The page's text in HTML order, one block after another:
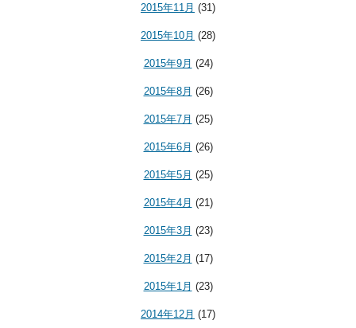
2015年11月 (31)
2015年10月 (28)
2015年9月 (24)
2015年8月 (26)
2015年7月 (25)
2015年6月 (26)
2015年5月 (25)
2015年4月 (21)
2015年3月 (23)
2015年2月 (17)
2015年1月 (23)
2014年12月 (17)